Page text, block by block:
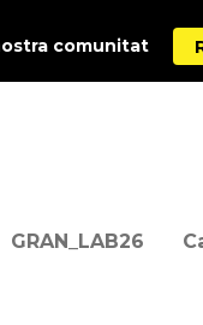
comunitat
GRAN_LAB26